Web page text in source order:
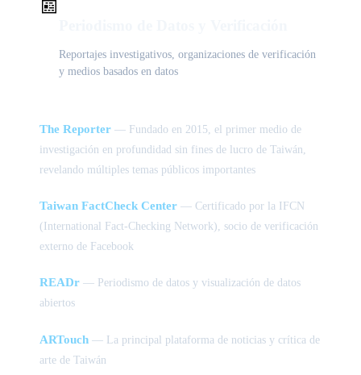
📰
Reportajes investigativos, organizaciones de verificación
y medios basados en datos
The Reporter — Fundado en 2015, el primer medio de
investigación en profundidad sin fines de lucro de Taiwán,
revelando múltiples temas públicos importantes
Taiwan FactCheck Center — Certificado por la IFCN
(International Fact-Checking Network), socio de verificación
externo de Facebook
READr — Periodismo de datos y visualización de datos
abiertos
ARTouch — La principal plataforma de noticias y crítica de
arte de Taiwán